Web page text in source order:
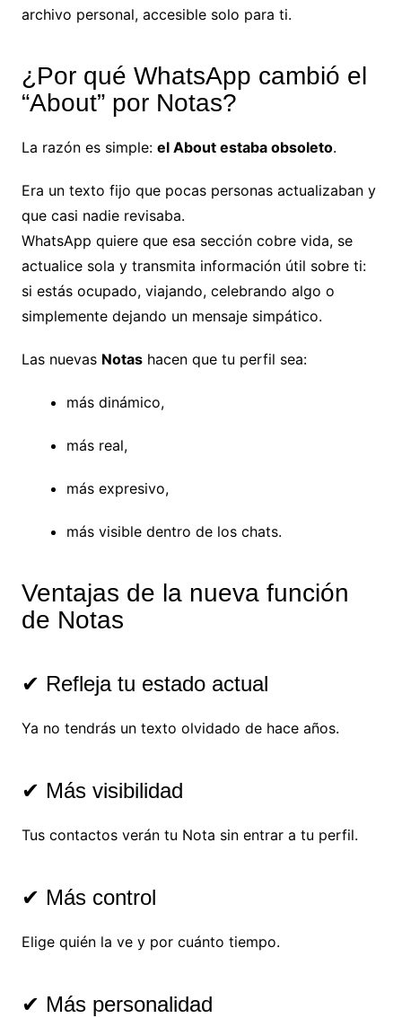
archivo personal, accesible solo para ti.
¿Por qué WhatsApp cambió el
“About” por Notas?
La razón es simple: el About estaba obsoleto.
Era un texto fijo que pocas personas actualizaban y
que casi nadie revisaba.
WhatsApp quiere que esa sección cobre vida, se
actualice sola y transmita información útil sobre ti:
si estás ocupado, viajando, celebrando algo o
simplemente dejando un mensaje simpático.
Las nuevas Notashacen que tu perfil sea:
más dinámico,
más real,
más expresivo,
más visible dentro de los chats.
Ventajas de la nueva función
de Notas
✔ Refleja tu estado actual
Ya no tendrás un texto olvidado de hace años.
✔ Más visibilidad
Tus contactos verán tu Nota sin entrar a tu perfil.
✔ Más control
Elige quién la ve y por cuánto tiempo.
✔ Más personalidad